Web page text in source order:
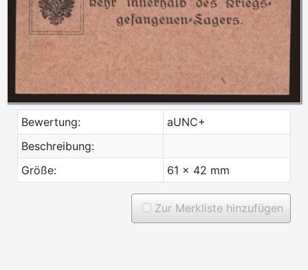
Bewertung:
aUNC+
Beschreibung:
Größe:
61 x 42 mm
Zur Merkliste hinzufügen